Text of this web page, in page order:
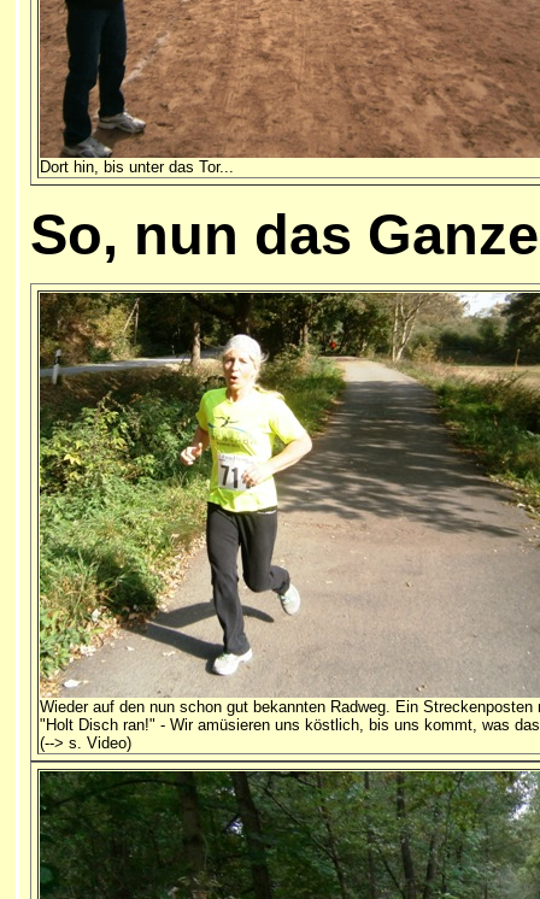
Dort hin, bis unter das Tor...
So, nun das
Wieder auf den nun schon gut bekannten Radweg. Ein Streckenposten
"Holt Disch ran!" - Wir amüsieren uns köstlich, bis uns kommt, was
(--> s. Video)